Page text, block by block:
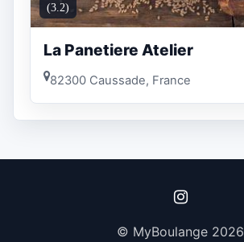
(3.2)
La Panetiere Atelier
82300 Caussade, France
© MyBoulange 2026